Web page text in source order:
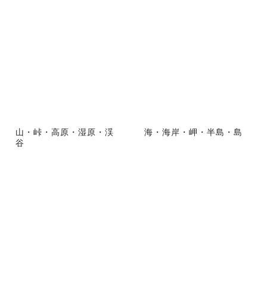
山・峠・高原・湿原・渓
谷
海・海岸・岬・半島・島